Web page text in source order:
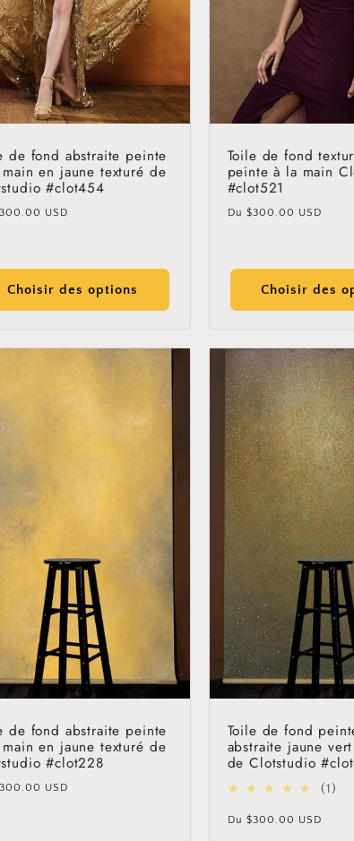
de fond abstraite peinte
en jaune texturé de
#clot454
USD
Choisir des options
Toile de fond
peinte à la main
#clot521
Prix
Du $300.00 USD
Choisir des
de fond abstraite peinte
en jaune texturé de
#clot228
USD
Toile de fond
abstraite jaune
de Clotstudio
(1)
Prix
Du $300.00 USD
OFF
Offer